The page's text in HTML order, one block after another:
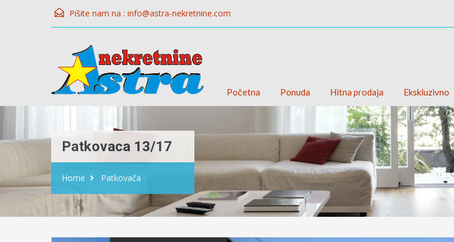
Pišite nam na : info@astra-nekretnine.com
Početna Ponuda Hitna prodaja Ekskluzivno
Patkovaca 13/17
Home Patkovača